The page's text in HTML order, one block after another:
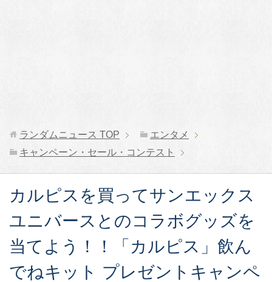
ランダムニュース TOP
エンタメ
キャンペーン・セール・コンテスト
カルピスを買ってサンエックス
ユニバースとのコラボグッズを
当てよう！！「カルピス」飲ん
でねキット プレゼントキャンペ